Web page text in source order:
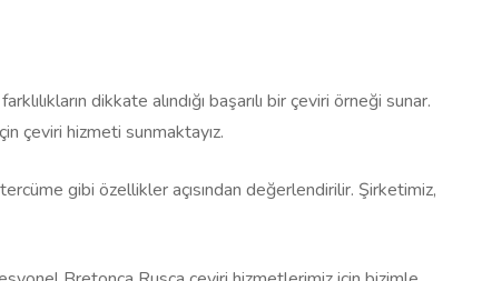
dikkate alındığı başarılı bir çeviri örneği sunar.
çeviri hizmeti sunmaktayız.
gibi özellikler açısından değerlendirilir. Şirketimiz,